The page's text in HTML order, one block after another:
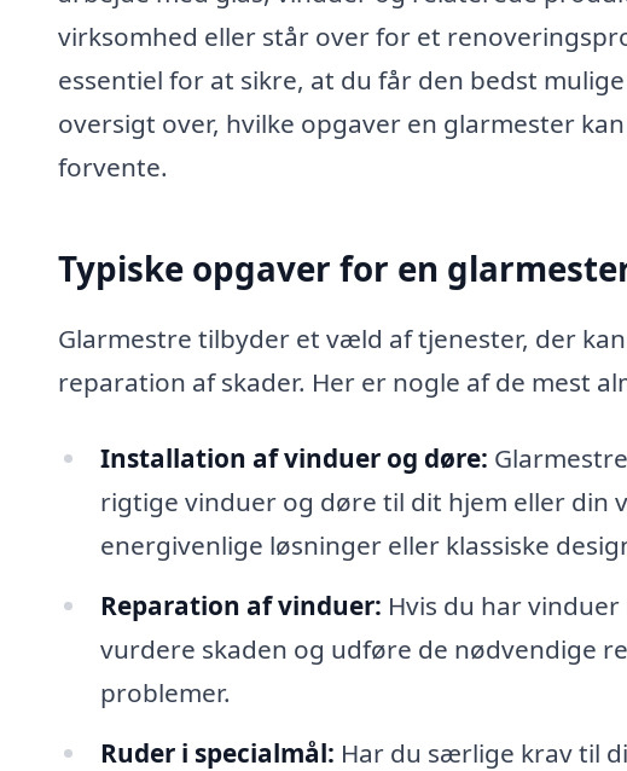
virksomhed eller står over for et
essentiel for at sikre, at du får den bedst
oversigt over, hvilke opgaver en glarmester
forvente.
Typiske opgaver for en
Glarmestre tilbyder et væld af tjenester, der
reparation af skader. Her er nogle af de mest
Installation af vinduer og døre:
rigtige vinduer og døre til dit hjem eller din
energivenlige løsninger eller klassiske
Reparation af vinduer: Hvis du har
vurdere skaden og udføre de nødvendige
problemer.
Ruder i specialmål: Har du særlige krav til